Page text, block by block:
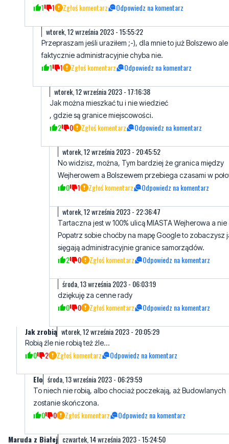
1 1 Zgłoś komentarz Odpowiedz na komentarz
wtorek, 12 września 2023 - 15:55:22
Przepraszam jeśli uraziłem ;-), dla mnie to już Bolszewo ale
faktycznie administracyjnie chyba nie.
1 1 Zgłoś komentarz Odpowiedz na komentarz
wtorek, 12 września 2023 - 17:16:38
Jak można mieszkać tu i nie wiedzieć
, gdzie są granice miejscowości.
2 0 Zgłoś komentarz Odpowiedz na komentarz
wtorek, 12 września 2023 - 20:45:52
No widzisz, można, Tym bardziej że granica między
Wejherowem a Bolszewem przebiega czasami w
0 1 Zgłoś komentarz Odpowiedz na komentarz
wtorek, 12 września 2023 - 22:36:47
Tartaczna jest w 100% ulicą MIASTA Wejherowa a nie
Popatrz sobie choćby na mapę Google to zobaczysz
sięgają administracyjnie granice samorządów.
2 0 Zgłoś komentarz Odpowiedz na komentarz
środa, 13 września 2023 - 06:03:19
dziękuję za cenne rady
0 0 Zgłoś komentarz Odpowiedz na komentarz
Jak zrobią wtorek, 12 września 2023 - 20:05:29
Robią źle nie robią też źle...
0 2 Zgłoś komentarz Odpowiedz na komentarz
Elo środa, 13 września 2023 - 06:29:59
To niech nie robią, albo chociaż poczekają, aż Budowlanych
zostanie skończona.
0 0 Zgłoś komentarz Odpowiedz na komentarz
Maruda z Białej czwartek, 14 września 2023 - 15:24:50